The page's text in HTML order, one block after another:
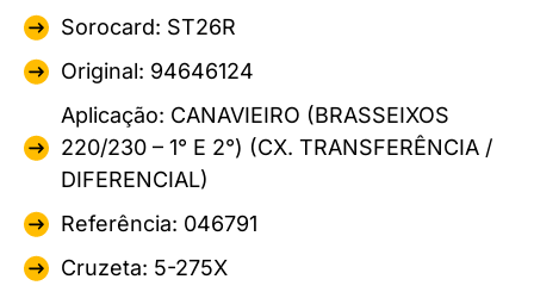
Sorocard: ST26R
Original: 94646124
Aplicação: CANAVIEIRO (BRASSEIXOS
220/230 – 1° E 2°) (CX. TRANSFERÊNCIA /
DIFERENCIAL)
Referência: 046791
Cruzeta: 5-275X